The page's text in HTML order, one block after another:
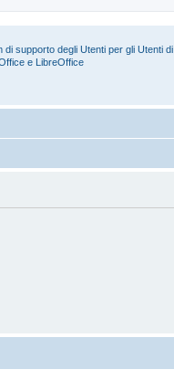
di supporto degli Utenti per gli Utenti di
e LibreOffice